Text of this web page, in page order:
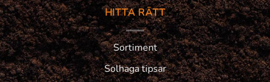
HITTA RÄTT
Sortiment
Solhaga tipsar